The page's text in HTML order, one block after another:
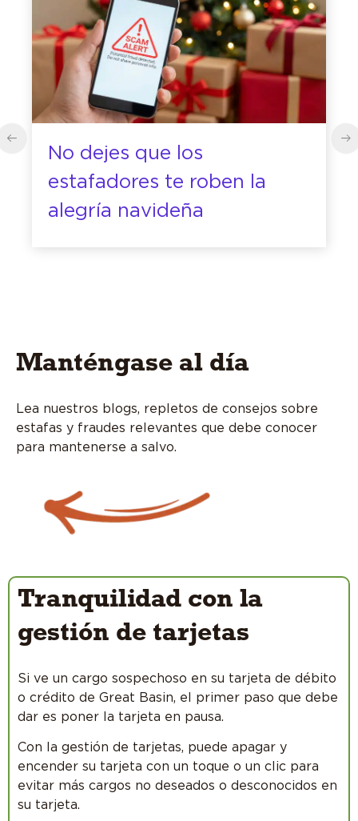
No dejes que los
estafadores te roben la
alegría navideña
Manténgase al día
Lea nuestros blogs, repletos de consejos sobre
estafas y fraudes relevantes que debe conocer
para mantenerse a salvo.
Tranquilidad con la
gestión de tarjetas
Si ve un cargo sospechoso en su tarjeta de débito
o crédito de Great Basin, el primer paso que debe
dar es poner la tarjeta en pausa.
Con la gestión de tarjetas, puede apagar y
encender su tarjeta con un toque o un clic para
evitar más cargos no deseados o desconocidos en
su tarjeta.